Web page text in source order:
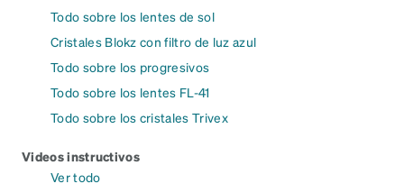
Todo sobre los lentes de sol
Cristales Blokz con filtro de luz azul
Todo sobre los progresivos
Todo sobre los lentes FL-41
Todo sobre los cristales Trivex
Videos instructivos
Ver todo